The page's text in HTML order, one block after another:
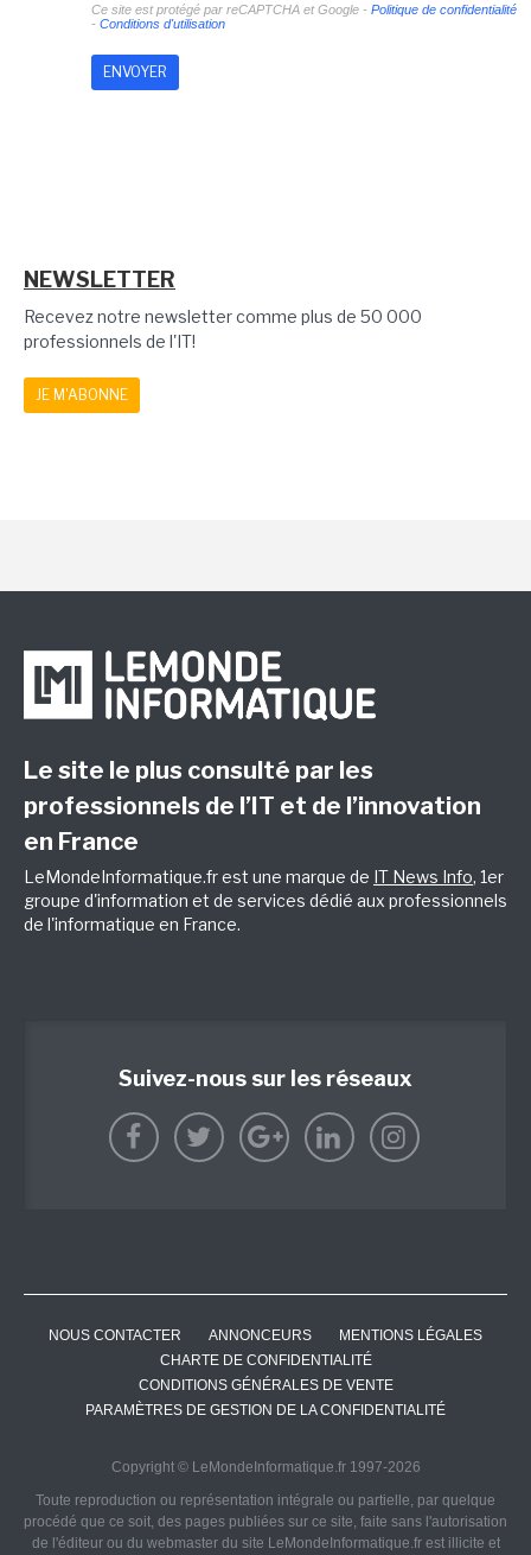
Ce site est protégé par reCAPTCHA et Google - Politique de confidentialité
- Conditions d'utilisation
NEWSLETTER
Recevez notre newsletter comme plus de 50 000
professionnels de l'IT!
JE M'ABONNE
Le site le plus consulté par les
professionnels de l’IT et de l’innovation
en France
LeMondeInformatique.fr est une marque de IT News Info, 1er
groupe d'information et de services dédié aux professionnels
de l'informatique en France.
Suivez-nous sur les réseaux
NOUS CONTACTER ANNONCEURS
MENTIONS LÉGALES
CHARTE DE CONFIDENTIALITÉ
CONDITIONS GÉNÉRALES DE VENTE
PARAMÈTRES DE GESTION DE LA CONFIDENTIALITÉ
Copyright © LeMondeInformatique.fr 1997-2026
Toute reproduction ou représentation intégrale ou partielle, par quelque
procédé que ce soit, des pages publiées sur ce site, faite sans l'autorisation
de l'éditeur ou du webmaster du site LeMondeInformatique.fr est illicite et